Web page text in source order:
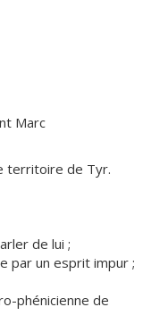
Marc
territoire de Tyr.
de lui ;
par un esprit impur ;
phénicienne de